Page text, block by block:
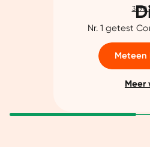
3290
Nr. 1 getest
Meteen
Meer